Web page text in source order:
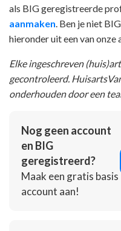
als BIG geregistreerde
aanmaken. Ben je niet
hieronder uit een van onze
Elke ingeschreven
gecontroleerd.
onderhouden door een
Nog geen account
en BIG
geregistreerd?
Maak een gratis basis
account aan!